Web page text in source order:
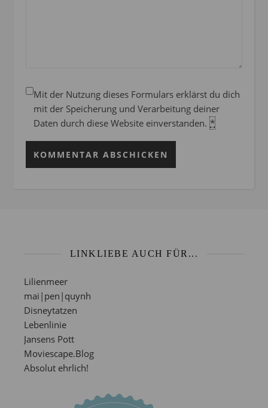
Mit der Nutzung dieses Formulars erklärst du dich
mit der Speicherung und Verarbeitung deiner
Daten durch diese Website einverstanden. *
LINKLIEBE AUCH FÜR...
Lilienmeer
mai|pen|quynh
Disneytatzen
Lebenlinie
Jansens Pott
Moviescape.Blog
Absolut ehrlich!